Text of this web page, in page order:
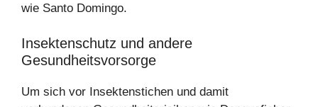
wie Santo Domingo.
Insektenschutz und andere
Gesundheitsvorsorge
Um sich vor Insektenstichen und damit